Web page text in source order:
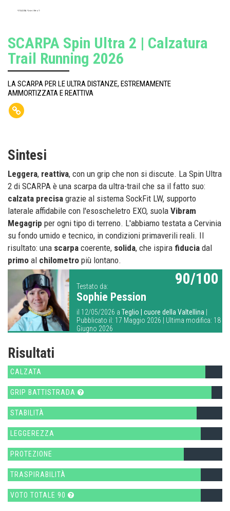
SCARPA Spin Ultra 2
SCARPA Spin Ultra 2 | Calzatura
Trail Running 2026
LA SCARPA PER LE ULTRA DISTANZE, ESTREMAMENTE
AMMORTIZZATA E REATTIVA
Sintesi
Leggera, reattiva, con un grip che non si discute. La Spin Ultra
2 di SCARPA è una scarpa da ultra-trail che sa il fatto suo:
calzata precisa grazie al sistema SockFit LW, supporto
laterale affidabile con l'esoscheletro EXO, suola Vibram
Megagrip per ogni tipo di terreno. L'abbiamo testata a Cervinia
su fondo umido e tecnico, in condizioni primaverili reali. Il
risultato: una scarpa coerente, solida, che ispira fiducia dal
primo al chilometro più lontano.
Testato da:
Sophie Pession
il 12/05/2026 a Teglio | cuore della Valtellina
Pubblicato il: 17 Maggio 2026 | Ultima modifica: 18
Giugno 2026
90/100
Risultati
CALZATA
GRIP BATTISTRADA
STABILITÀ
LEGGEREZZA
PROTEZIONE
TRASPIRABILITÀ
VOTO TOTALE 90